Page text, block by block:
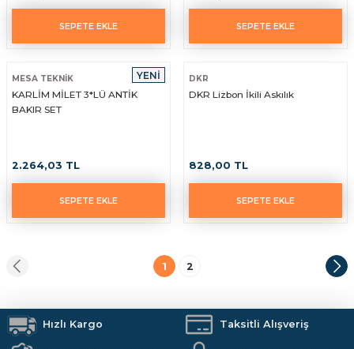
SEPETE EKLE SEPETE EKLE
YENİ
MESA TEKNİK
KARLİM MİLET 3*LÜ ANTİK
BAKIR SET
2.264,03 TL
SEPETE EKLE
DKR
DKR Lizbon İkili Askılık
828,00 TL
SEPETE EKLE
1 2
Hızlı Kargo Taksitli Alışveriş